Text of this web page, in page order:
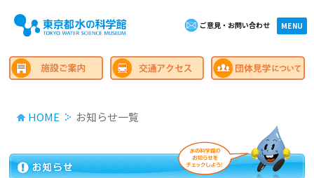
ご意見・お問い合わせ MENU
×close
HOME お知らせ一覧